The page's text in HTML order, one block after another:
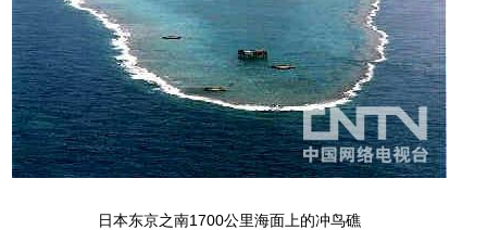
日本东京之南1700公里海面上的冲鸟礁